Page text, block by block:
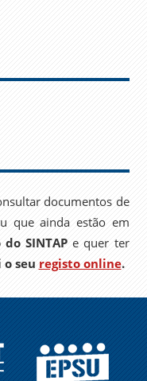
documentos de
que ainda estão em
SINTAPe quer ter
seu registo online.
UGT EPSU